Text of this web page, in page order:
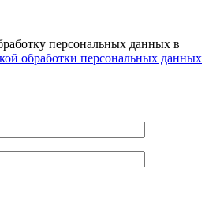
персональных данных в
обработки персональных данных